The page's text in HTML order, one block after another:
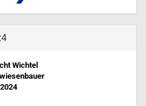
Wichtel
4